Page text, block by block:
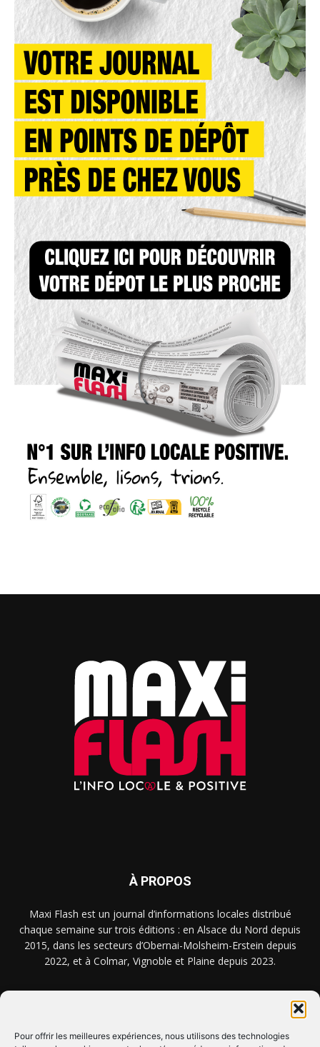
Pour offrir les meilleures expériences, nous utilisons des technologies
À PROPOS
Maxi Flash est un journal d’informations locales distribué
chaque semaine sur trois éditions : en Alsace du Nord depuis
2015, dans les secteurs d’Obernai-Molsheim-Erstein depuis
2022, et à Colmar, Vignoble et Plaine depuis 2023.